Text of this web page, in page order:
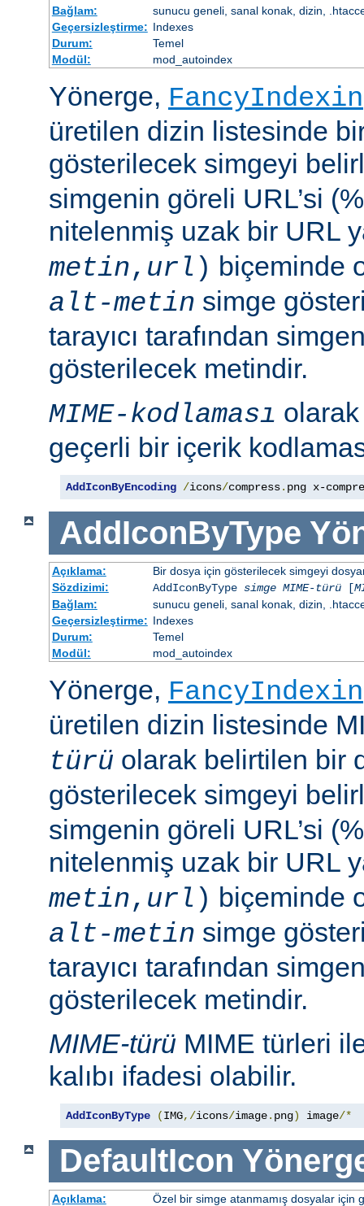
Bağlam:
sunucu geneli, sanal konak, dizin,
Geçersizleştirme: Indexes
Durum:
Temel
Modül:
mod_autoindex
Yönerge,
üretilen dizin listesinde
gösterilecek simgeyi
simgenin göreli URL’si
nitelenmiş uzak bir URL
metin, url ) biçeminde
alt-metin simge
tarayıcı tarafından
gösterilecek metindir.
MIME-kodlaması
geçerli bir içerik
AddIconByEncoding /icons/compress. png x-
AddIconByType
Açıklama:
Bir dosya için gösterilecek simgeyi
Sözdizimi:
AddIconByType simge MIME-türü[
Bağlam:
sunucu geneli, sanal konak, dizin,
Geçersizleştirme: Indexes
Durum:
Temel
Modül:
mod_autoindex
Yönerge,
üretilen dizin listesinde
türü olarak belirtilen bir
gösterilecek simgeyi
simgenin göreli URL’si
nitelenmiş uzak bir URL
metin, url ) biçeminde
alt-metin simge
tarayıcı tarafından
gösterilecek metindir.
MIME-türü MIME türleri
kalıbı ifadesi olabilir.
AddIconByType (IMG,/icons/image. png) image/*
DefaultIcon
Açıklama:
Özel bir simge atanmamış dosyalar için